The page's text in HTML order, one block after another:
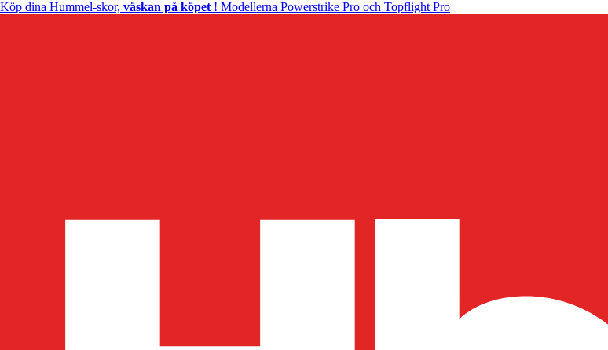
Köp dina Hummel-skor, väskan på köpet ! Modellerna Powerstrike Pro och Topflight Pro